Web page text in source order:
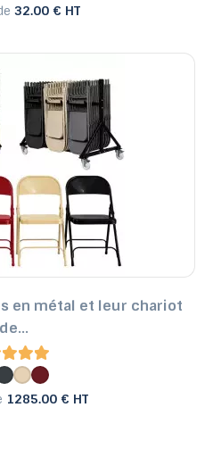
32.00 € HT
en métal et leur chariot
de...
1285.00 € HT